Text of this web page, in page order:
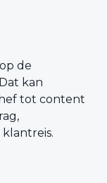
de
kan
tot content